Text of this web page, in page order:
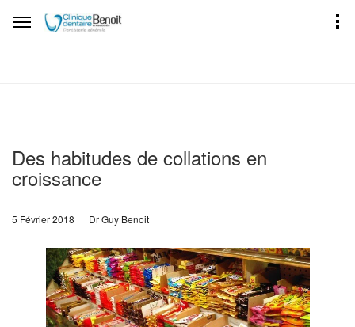
Des habitudes de collations en
croissance
5 Février 2018 Dr Guy Benoit